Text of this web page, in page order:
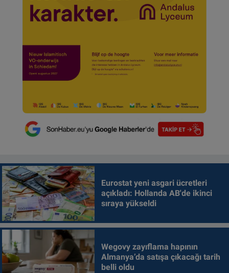
Eurostat yeni asgari ücretleri
açıkladı: Hollanda AB'de ikinci
sıraya yükseldi
Wegovy zayıflama hapının
Almanya’da satışa çıkacağı tarih
belli oldu